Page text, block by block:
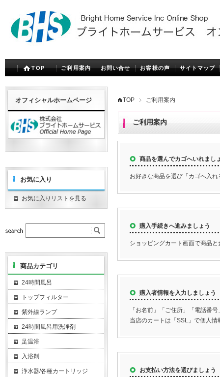
TOP ご利用案内 お問い合せ お客様の声 サイトマップ
TOP ご利用案内
ご利用案内
商品を選んでカゴへいれまし
お好きな商品を選び「カゴへ入
購入手続きへ進みましょう
ショッピングカート画面で商品
購入者情報を入力しましょう
「お名前」「ご住所」「電話番
当店のカートは「SSL」で個人
お支払い方法を選びましょう
オフィシャルホームページ
お気に入り
お気に入りリストを見る
商品カテゴリ
24時間風呂
トップフィルター
紫外線ランプ
24時間風呂用洗浄剤
足温浴
入浴剤
浄水器/各種カートリッジ